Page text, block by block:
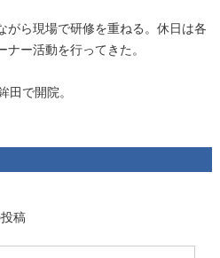
がら現場で研修を重ねる。休日は各
ー活動を行ってきた。
田で開院。
稿